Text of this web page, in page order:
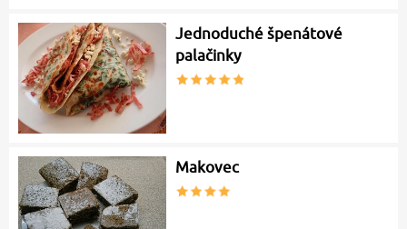
Jednoduché špenátové
palačinky
Makovec